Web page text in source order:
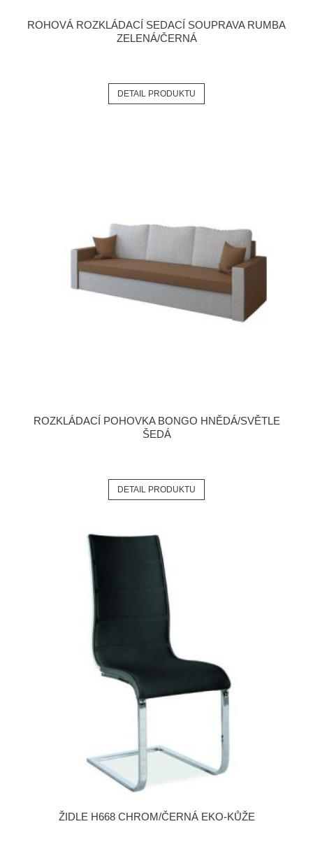
ROHOVÁ ROZKLÁDACÍ SEDACÍ SOUPRAVA RUMBA
ZELENÁ/ČERNÁ
DETAIL PRODUKTU
ROZKLÁDACÍ POHOVKA BONGO HNĚDÁ/SVĚTLE
ŠEDÁ
DETAIL PRODUKTU
ŽIDLE H668 CHROM/ČERNÁ EKO-KŮŽE